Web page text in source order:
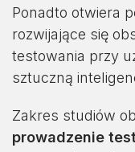
Ponadto otwiera
rozwijające się
testowania przy
sztuczną
Zakres studiów
prowadzenie